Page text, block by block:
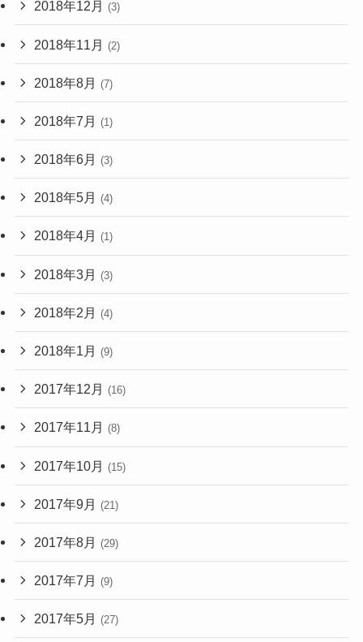
2018年12月 (3)
2018年11月 (2)
2018年8月 (7)
2018年7月 (1)
2018年6月 (3)
2018年5月 (4)
2018年4月 (1)
2018年3月 (3)
2018年2月 (4)
2018年1月 (9)
2017年12月 (16)
2017年11月 (8)
2017年10月 (15)
2017年9月 (21)
2017年8月 (29)
2017年7月 (9)
2017年5月 (27)